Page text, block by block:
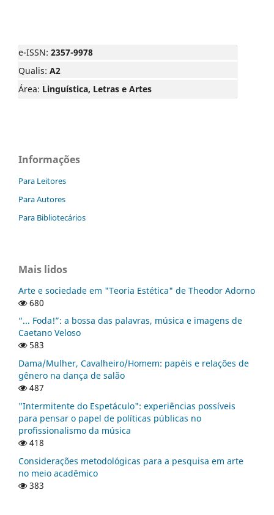
e-ISSN: 2357-9978
Qualis: A2
Área: Linguística, Letras e Artes
Informações
Para Leitores
Para Autores
Para Bibliotecários
Mais lidos
Arte e sociedade em "Teoria Estética" de Theodor Adorno
680
“... Foda!”: a bossa das palavras, música e imagens de
Caetano Veloso
583
Dama/Mulher, Cavalheiro/Homem: papéis e relações de
gênero na dança de salão
487
"Intermitente do Espetáculo": experiências possíveis
para pensar o papel de políticas públicas no
profissionalismo da música
418
Considerações metodológicas para a pesquisa em arte
no meio acadêmico
383